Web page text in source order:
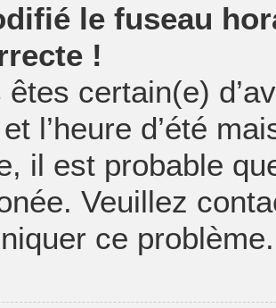
le fuseau
!
êtes certain(e)
l’heure d’été
il est probable
Veuillez
ce problème.